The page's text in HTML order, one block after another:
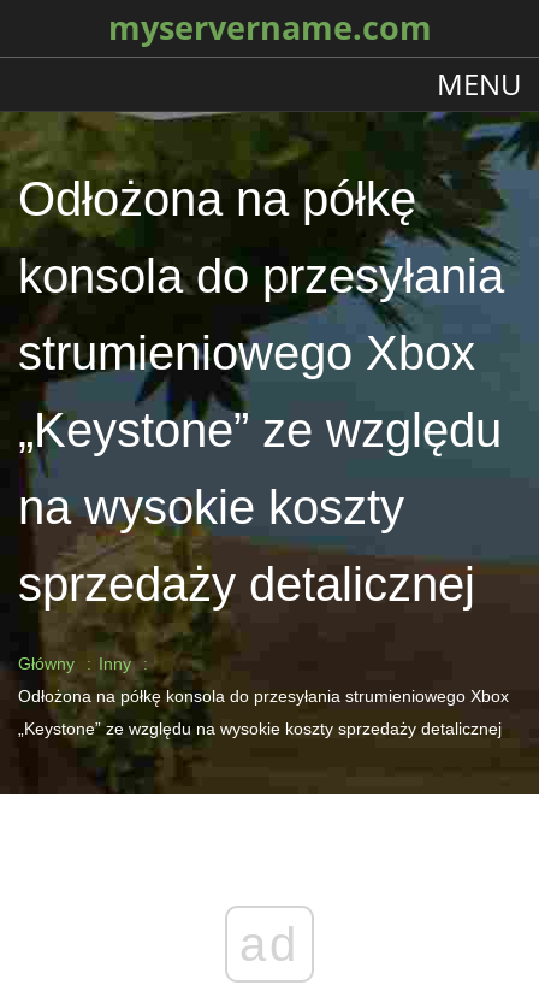
myservername.com
MENU
Odłożona na półkę
konsola do przesyłania
strumieniowego Xbox
„Keystone” ze względu
na wysokie koszty
sprzedaży detalicznej
Główny
Inny
Odłożona na półkę konsola do przesyłania strumieniowego Xbox
„Keystone” ze względu na wysokie koszty sprzedaży detalicznej
ad